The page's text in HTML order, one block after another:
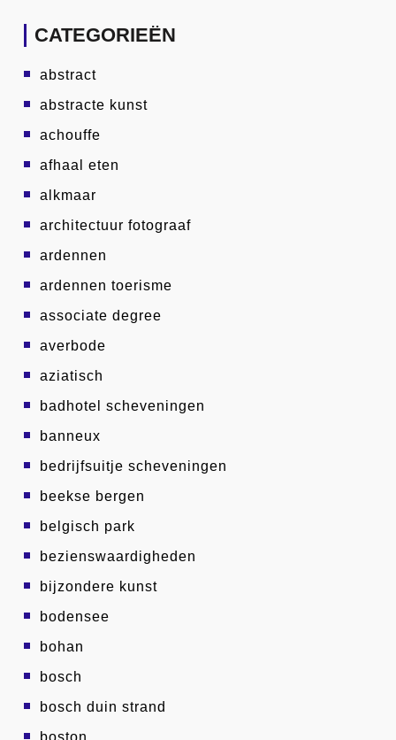
CATEGORIEËN
abstract
abstracte kunst
achouffe
afhaal eten
alkmaar
architectuur fotograaf
ardennen
ardennen toerisme
associate degree
averbode
aziatisch
badhotel scheveningen
banneux
bedrijfsuitje scheveningen
beekse bergen
belgisch park
bezienswaardigheden
bijzondere kunst
bodensee
bohan
bosch
bosch duin strand